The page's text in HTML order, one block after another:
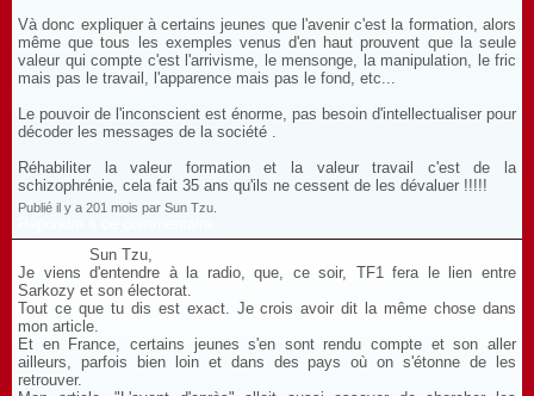
Và donc expliquer à certains jeunes que l'avenir c'est la formation, alors
même que tous les exemples venus d'en haut prouvent que la seule
valeur qui compte c'est l'arrivisme, le mensonge, la manipulation, le fric
mais pas le travail, l'apparence mais pas le fond, etc...
Le pouvoir de l'inconscient est énorme, pas besoin d'intellectualiser pour
décoder les messages de la société .
Réhabiliter la valeur formation et la valeur travail c'est de la
schizophrénie, cela fait 35 ans qu'ils ne cessent de les dévaluer !!!!!
Publié il y a 201 mois par Sun Tzu.
Sun Tzu,
Je viens d'entendre à la radio, que, ce soir, TF1 fera le lien entre
Sarkozy et son électorat.
Tout ce que tu dis est exact. Je crois avoir dit la même chose dans
mon article.
Et en France, certains jeunes s'en sont rendu compte et son aller
ailleurs, parfois bien loin et dans des pays où on s'étonne de les
retrouver.